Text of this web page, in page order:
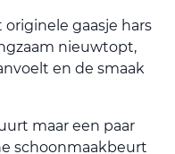
originele gaasje hars
nieuwtopt,
en de smaak
maar een paar
schoonmaakbeurt